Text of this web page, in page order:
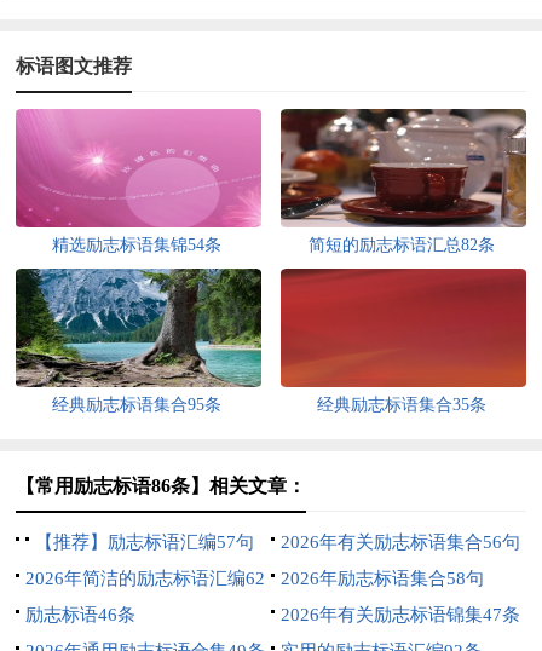
标语图文推荐
精选励志标语集锦54条 简短的励志标语汇总82条
经典励志标语集合95条 经典励志标语集合35条
【常用励志标语86条】相关文章：
【推荐】励志标语汇编57句
2026年有关励志标语集合56句
2026年简洁的励志标语汇编62
条
2026年励志标语集合58句
励志标语46条
2026年有关励志标语锦集47条